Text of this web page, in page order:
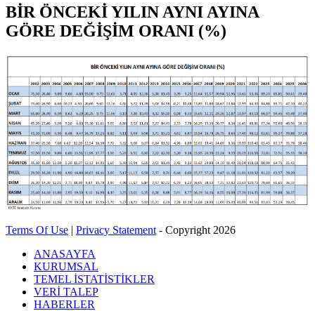
BİR ÖNCEKİ YILIN AYNI AYINA
GÖRE DEĞİŞİM ORANI (%)
Terms Of Use | Privacy Statement - Copyright 2026
ANASAYFA
KURUMSAL
TEMEL İSTATİSTİKLER
VERİ TALEP
HABERLER